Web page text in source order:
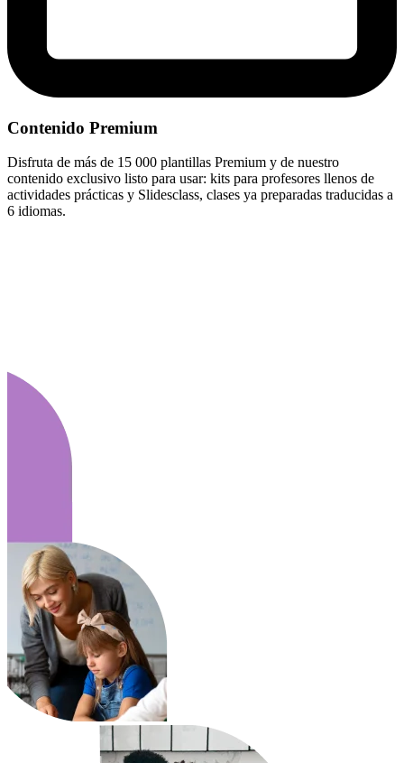
Contenido Premium
Disfruta de más de 15 000 plantillas Premium y de nuestro
contenido exclusivo listo para usar: kits para profesores llenos de
actividades prácticas y Slidesclass, clases ya preparadas traducidas a
6 idiomas.